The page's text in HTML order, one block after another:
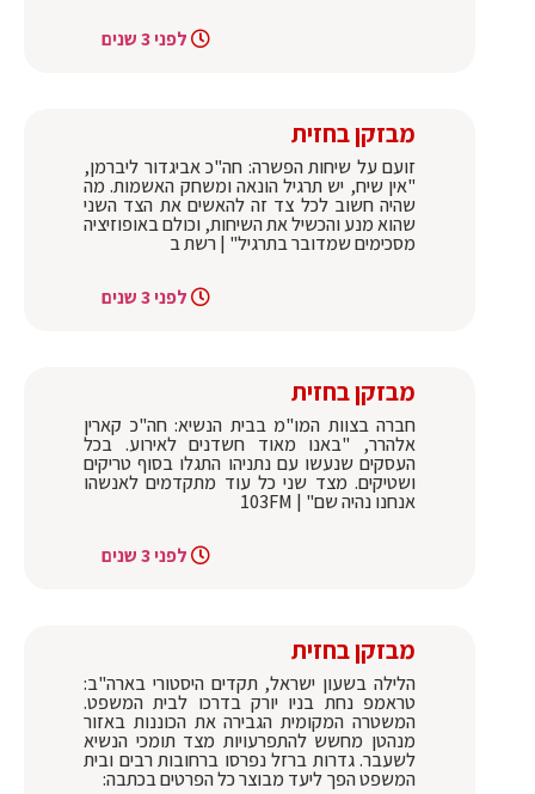
לפני 3 שנים
מבזקן בחזית
זועם על שיחות הפשרה: חה"כ אביגדור ליברמן,
"אין שיח, יש תרגיל הונאה ומשחק האשמות. מה
שהיה חשוב לכל צד זה להאשים את הצד השני
שהוא מנע והכשיל את השיחות, וכולם באופוזיציה
מסכימים שמדובר בתרגיל" | רשת ב
לפני 3 שנים
מבזקן בחזית
חברה בצוות המו"מ בבית הנשיא: חה"כ קארין
אלהרר, "באנו מאוד חשדנים לאירוע. בכל
העסקים שנעשו עם נתניהו התגלו בסוף טריקים
ושטיקים. מצד שני כל עוד מתקדמים לאנשהו
אנחנו נהיה שם" | 103FM
לפני 3 שנים
מבזקן בחזית
הלילה בשעון ישראל, תקדים היסטורי בארה"ב:
טראמפ נחת בניו יורק בדרכו לבית המשפט.
המשטרה המקומית הגבירה את הכוננות באזור
מנהטן מחשש להתפרעויות מצד תומכי הנשיא
לשעבר. גדרות ברזל נפרסו ברחובות רבים ובית
המשפט הפך ליעד מבוצר כל הפרטים בכתבה: